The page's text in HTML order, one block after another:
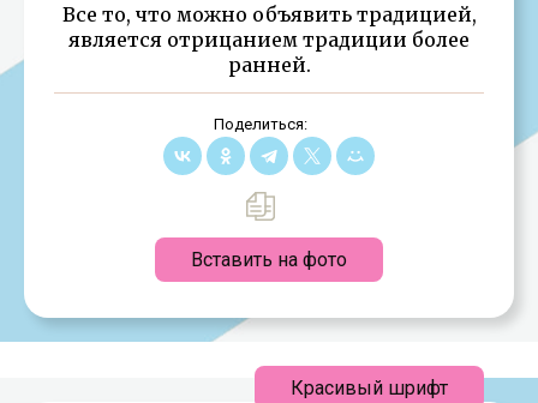
Все то, что можно объявить традицией,
является отрицанием традиции более
ранней.
Поделиться:
Вставить на фото
Красивый шрифт